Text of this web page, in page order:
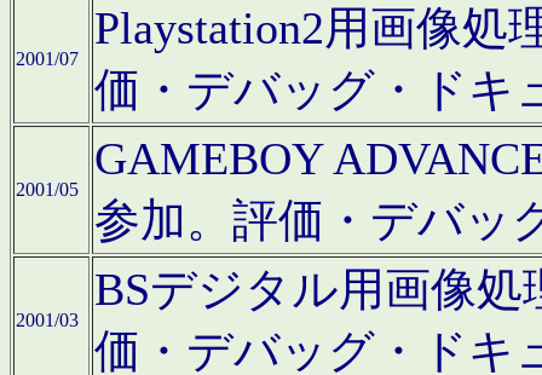
2001/07
Playstation2用画像
価・デバッグ・ドキ
2001/05
GAMEBOY
参加。評価・デバッ
2001/03
BSデジタル用画像
価・デバッグ・ドキ